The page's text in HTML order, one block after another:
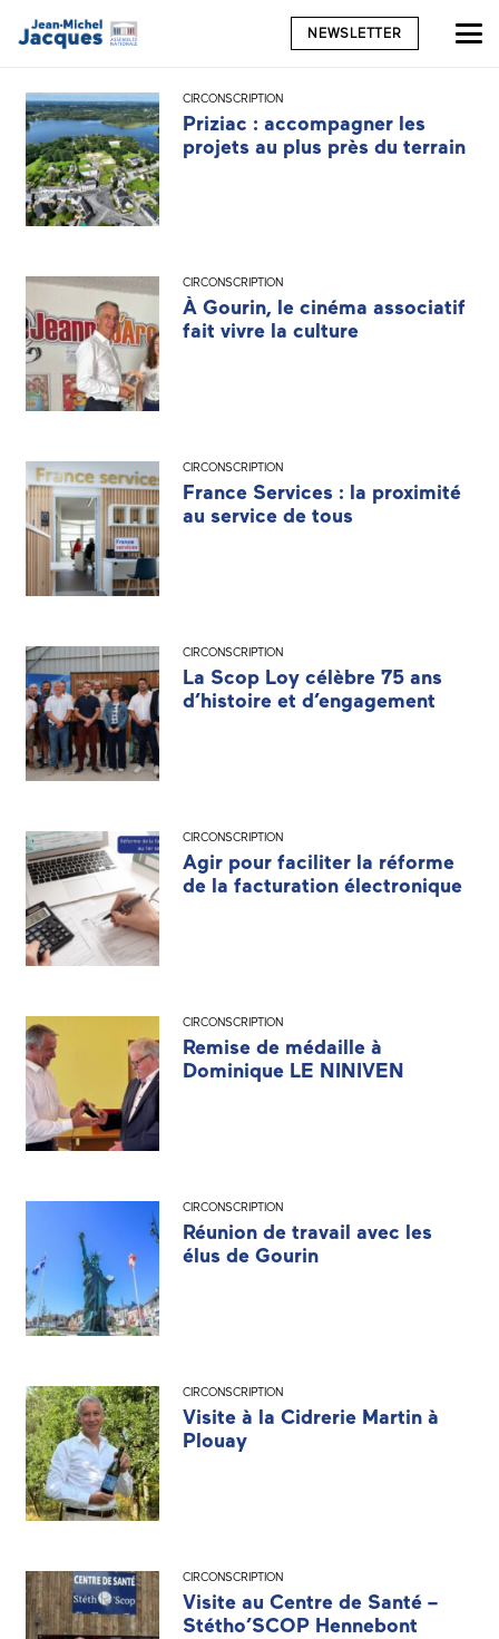
NEWSLETTER
CIRCONSCRIPTION
Priziac : accompagner les
projets au plus près du terrain
CIRCONSCRIPTION
À Gourin, le cinéma associatif
fait vivre la culture
CIRCONSCRIPTION
France Services : la proximité
au service de tous
CIRCONSCRIPTION
La Scop Loy célèbre 75 ans
d’histoire et d’engagement
CIRCONSCRIPTION
Agir pour faciliter la réforme
de la facturation électronique
CIRCONSCRIPTION
Remise de médaille à
Dominique LE NINIVEN
CIRCONSCRIPTION
Réunion de travail avec les
élus de Gourin
CIRCONSCRIPTION
Visite à la Cidrerie Martin à
Plouay
CIRCONSCRIPTION
Visite au Centre de Santé –
Stétho’SCOP Hennebont